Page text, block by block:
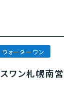
ウォーターワン
ワン札幌南営